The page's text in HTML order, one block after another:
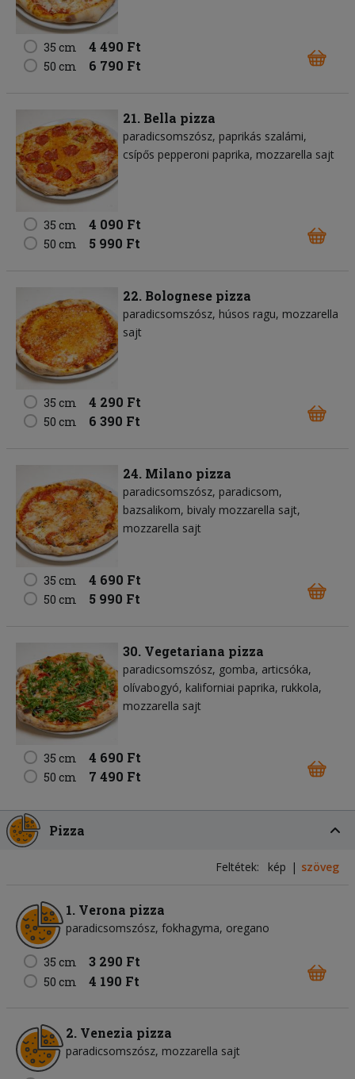
35 cm 4 490 Ft
50 cm 6 790 Ft
21. Bella pizza
paradicsomszósz paprikás szalámi
csípős pepperoni paprika mozzarella sajt
35 cm 4 090 Ft
50 cm 5 990 Ft
22. Bolognese pizza
paradicsomszósz húsos ragu mozzarella
sajt
35 cm 4 290 Ft
50 cm 6 390 Ft
24. Milano pizza
paradicsomszósz paradicsom
bazsalikom bivaly mozzarella sajt
mozzarella sajt
35 cm 4 690 Ft
50 cm 5 990 Ft
30. Vegetariana pizza
paradicsomszósz gomba articsóka
olívabogyó kaliforniai paprika rukkola
mozzarella sajt
35 cm 4 690 Ft
50 cm 7 490 Ft
Pizza
Feltétek: kép szöveg
1. Verona pizza
paradicsomszósz fokhagyma oregano
35 cm 3 290 Ft
50 cm 4 190 Ft
2. Venezia pizza
paradicsomszósz mozzarella sajt